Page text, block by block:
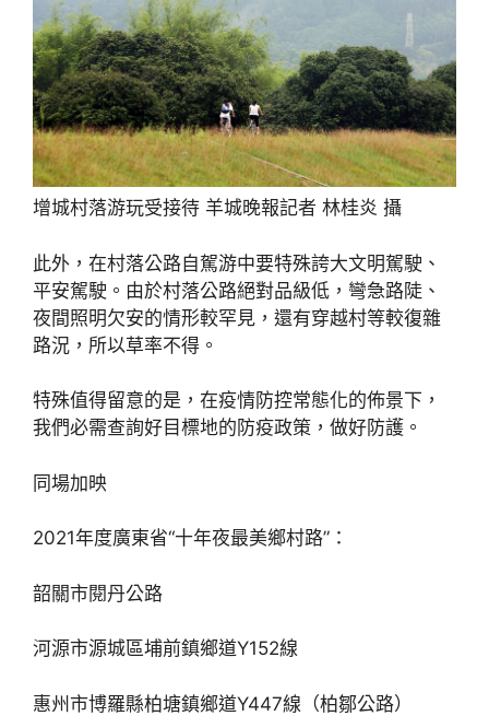
增城村落游玩受接待 羊城晚報記者 林桂炎 攝
此外，在村落公路自駕游中要特殊誇大文明駕駛、
平安駕駛。由於村落公路絕對品級低，彎急路陡、
夜間照明欠安的情形較罕見，還有穿越村等較復雜
路況，所以草率不得。
特殊值得留意的是，在疫情防控常態化的佈景下，
我們必需查詢好目標地的防疫政策，做好防護。
同場加映
2021年度廣東省“十年夜最美鄉村路”：
韶關市閱丹公路
河源市源城區埔前鎮鄉道Y152線
惠州市博羅縣柏塘鎮鄉道Y447線（柏鄒公路）